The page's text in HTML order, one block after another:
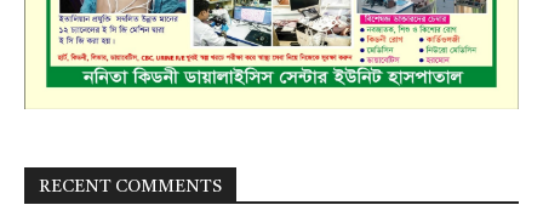
RECENT COMMENTS